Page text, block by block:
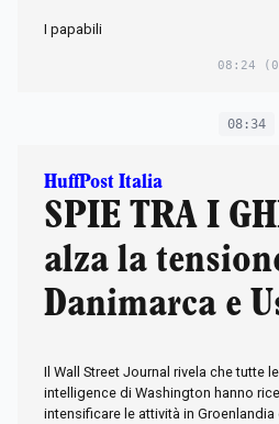
I papabili
08:24
08:34
HuffPost Italia
SPIE TRA I
alza la
Danimarca e
Il Wall Street Journal rivela che tutte
intelligence di Washington hanno
intensificare le attività in